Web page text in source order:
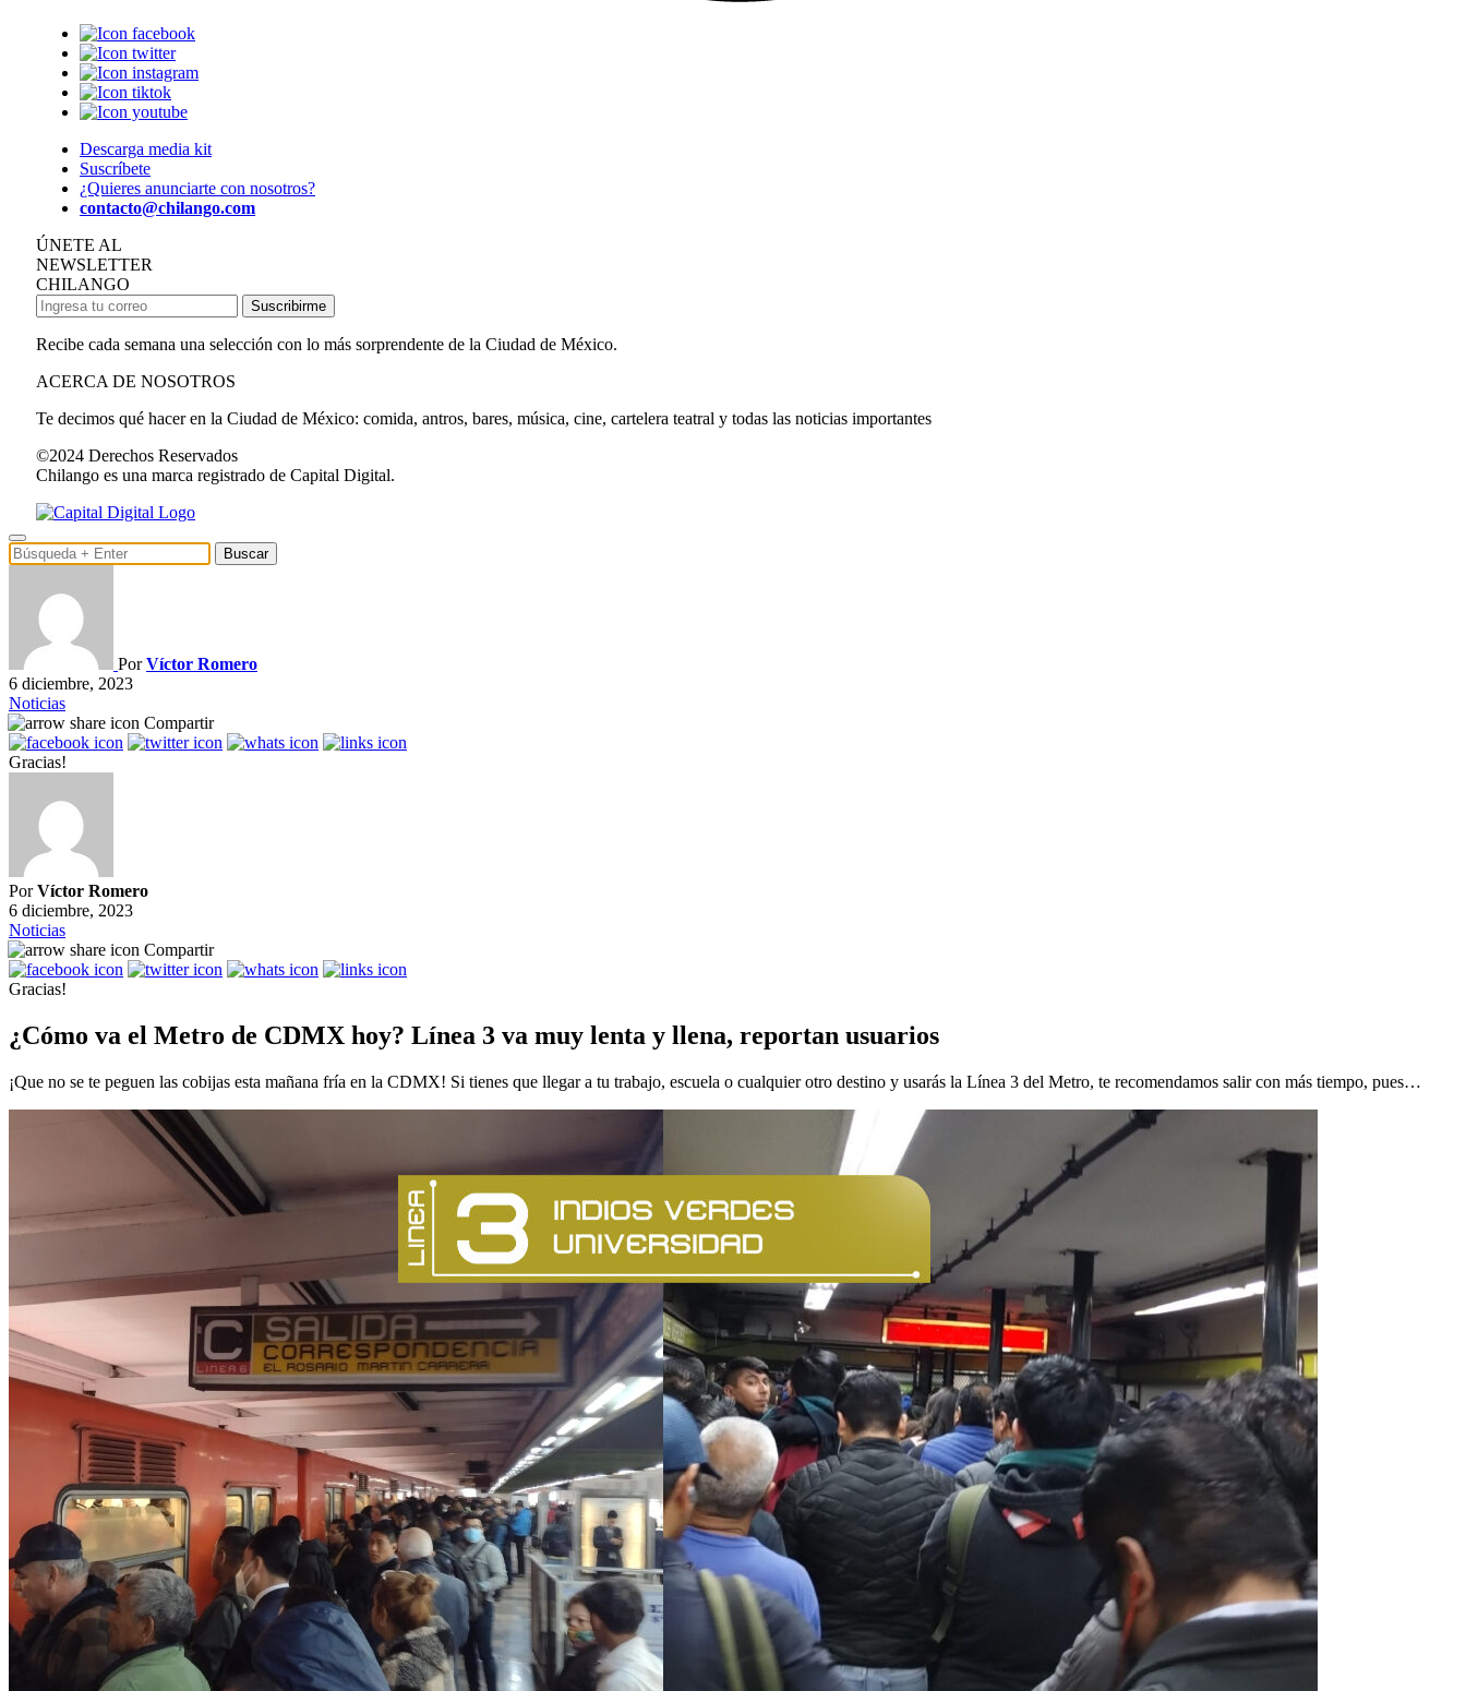
Descarga media kit
Suscríbete
¿Quieres anunciarte con nosotros?
contacto@chilango.com
ÚNETE AL
NEWSLETTER
CHILANGO
Suscribirme
Recibe cada semana una selección con lo más sorprendente de la Ciudad de México.
ACERCA DE NOSOTROS
Te decimos qué hacer en la Ciudad de México: comida, antros, bares, música, cine, cartelera teatral y todas las noticias importantes
©2024 Derechos Reservados
Chilango es una marca registrado de Capital Digital.
Buscar
PorVíctor Romero
6 diciembre, 2023
Noticias
Compartir
Gracias!
PorVíctor Romero
6 diciembre, 2023
Noticias
Compartir
Gracias!
¿Cómo va el Metro de CDMX hoy? Línea 3 va muy lenta y llena, reportan usuarios
¡Que no se te peguen las cobijas esta mañana fría en la CDMX! Si tienes que llegar a tu trabajo, escuela o cualquier otro destino y usarás la Línea 3 del Metro, te recomendamos salir con más tiempo, pues…